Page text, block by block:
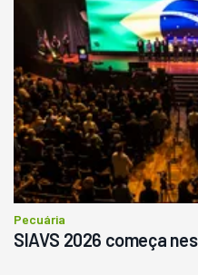
Pecuária
SIAVS 2026 começa